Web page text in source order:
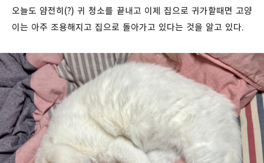
오늘도 얌전히(?) 귀 청소를 끝내고 이제 집으로 귀가할때면 고양
이는 아주 조용해지고 집으로 돌아가고 있다는 것을 알고 있다.